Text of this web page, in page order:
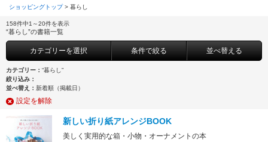
ショッピングトップ>
158件中1～20件を表示
“暮らし”の書籍一覧
カテゴリーを選択 条件で絞る 並べ替える
カテゴリー： “暮らし”
絞り込み：
並べ替え： 新着順（掲載日）
設定を解除
新しい折り紙アレンジBOOK
美しく実用的な箱・小物・オーナメントの本